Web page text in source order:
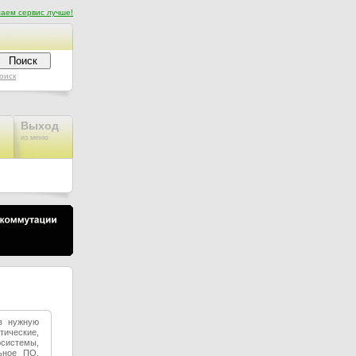
сервис лучше!
Выход
из меню
нужную
ПО,